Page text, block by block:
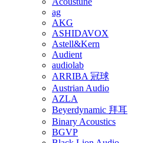
ag
AKG
ASHIDAVOX
Astell&Kern
Audient
audiolab
ARRIBA 冠球
Austrian Audio
AZLA
Beyerdynamic 拜耳
Binary Acoustics
BGVP